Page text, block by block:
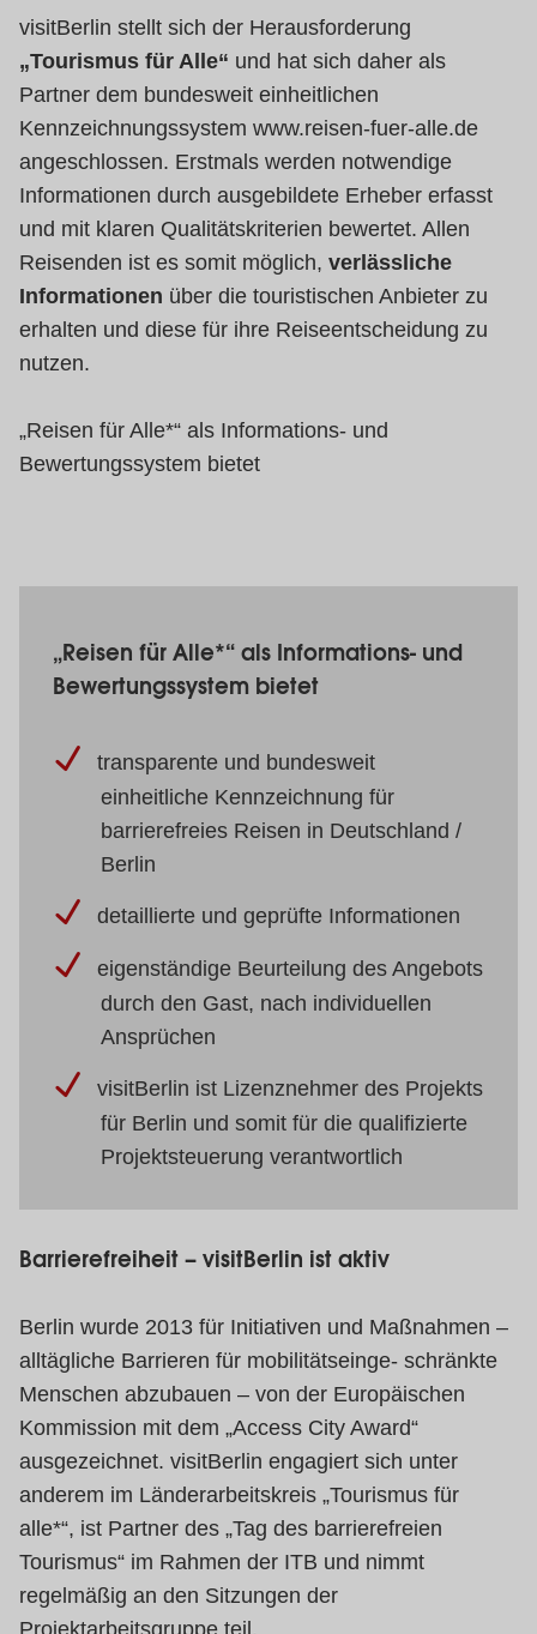
visitBerlin stellt sich der Herausforderung
„Tourismus für Alle“ und hat sich daher als
Partner dem bundesweit einheitlichen
Kennzeichnungssystem www.reisen-fuer-alle.de
angeschlossen. Erstmals werden notwendige
Informationen durch ausgebildete Erheber erfasst
und mit klaren Qualitätskriterien bewertet. Allen
Reisenden ist es somit möglich, verlässliche
Informationen über die touristischen Anbieter zu
erhalten und diese für ihre Reiseentscheidung zu
nutzen.
„Reisen für Alle*“ als Informations- und
Bewertungssystem bietet
„Reisen für Alle*“ als Informations- und
Bewertungssystem bietet
transparente und bundesweit
einheitliche Kennzeichnung für
barrierefreies Reisen in Deutschland /
Berlin
detaillierte und geprüfte Informationen
eigenständige Beurteilung des Angebots
durch den Gast, nach individuellen
Ansprüchen
visitBerlin ist Lizenznehmer des Projekts
für Berlin und somit für die qualifizierte
Projektsteuerung verantwortlich
Barrierefreiheit – visitBerlin ist aktiv
Berlin wurde 2013 für Initiativen und Maßnahmen –
alltägliche Barrieren für mobilitätseinge- schränkte
Menschen abzubauen – von der Europäischen
Kommission mit dem „Access City Award“
ausgezeichnet. visitBerlin engagiert sich unter
anderem im Länderarbeitskreis „Tourismus für
alle*“, ist Partner des „Tag des barrierefreien
Tourismus“ im Rahmen der ITB und nimmt
regelmäßig an den Sitzungen der
Projektarbeitsgruppe teil.